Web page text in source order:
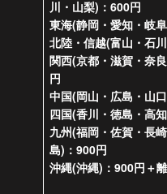
川・山梨)：600円
東海(静岡・愛知・岐
北陸・信越(富山・石
関西(京都・滋賀・奈
円
中国(岡山・広島・山
四国(香川・徳島・高
九州(福岡・佐賀・長
島)：900円
沖縄(沖縄)：900円＋